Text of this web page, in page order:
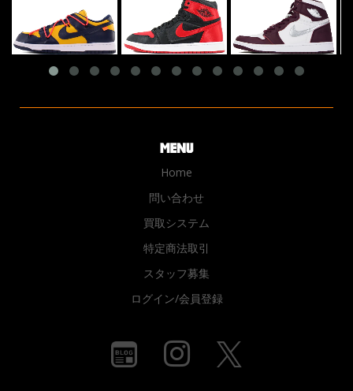
Home
問い合わせ
買取システム
特定商法取引
スタッフ募集
ログイン/会員登録